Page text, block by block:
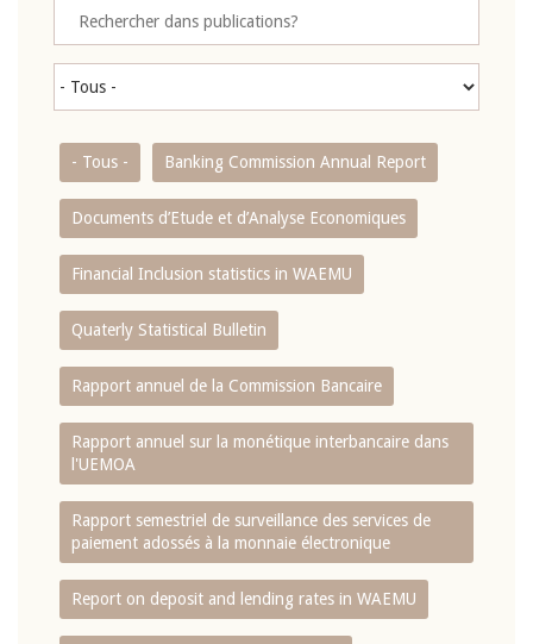
- Tous - Banking Commission Annual Report
Documents d’Etude et d’Analyse Economiques
Financial Inclusion statistics in WAEMU
Quaterly Statistical Bulletin
Rapport annuel de la Commission Bancaire
Rapport annuel sur la monétique interbancaire dans
l'UEMOA
Rapport semestriel de surveillance des services de
paiement adossés à la monnaie électronique
Report on deposit and lending rates in WAEMU